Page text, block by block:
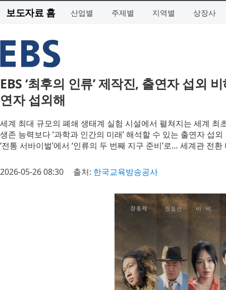
보도자료 홈 산업별 주제별 지역별 상장사
EBS ‘최후의 인류’ 제작진, 출연자 섭외
연자 섭외해
세계 최대 규모의 폐쇄 생태계 실험 시설에서 펼쳐지는 세계 최
생존 능력보다 ‘과학과 인간의 미래’ 해석할 수 있는 출연자 섭외
‘전통 서바이벌’에서 ‘인류의 두 번째 지구 준비’로… 세계관 전
2026-05-26 08:30 출처: 한국교육방송공사